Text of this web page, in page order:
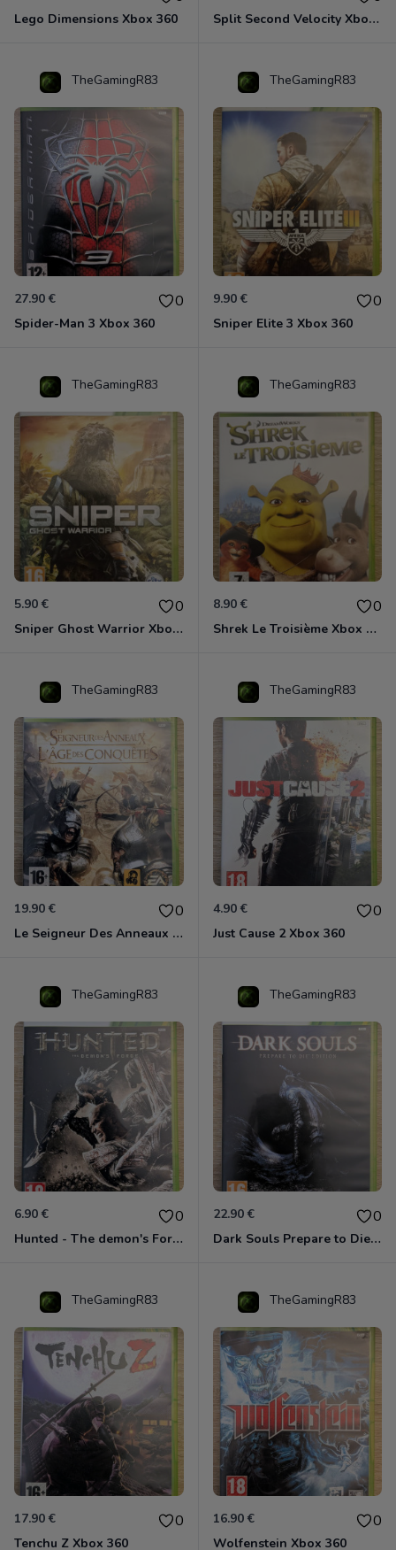
Lego Dimensions Xbox 360 Split Second Velocity Xbox 360
TheGamingR83
27.90 € 0
Spider-Man 3 Xbox 360
TheGamingR83
9.90 € 0
Sniper Elite 3 Xbox 360
TheGamingR83
5.90 € 0
Sniper Ghost Warrior Xbox 360
TheGamingR83
8.90 € 0
Shrek Le Troisième Xbox 360
TheGamingR83
19.90 € 0
Le Seigneur Des Anneaux - L'âge Des Conquêtes Xbox 360
TheGamingR83
4.90 € 0
Just Cause 2 Xbox 360
TheGamingR83
6.90 € 0
Hunted - The demon's Forge Xbox 360 (Complet CIB)
TheGamingR83
22.90 € 0
Dark Souls Prepare to Die Edition XBOX 360
TheGamingR83
17.90 € 0
Tenchu Z Xbox 360
TheGamingR83
16.90 € 0
Wolfenstein Xbox 360